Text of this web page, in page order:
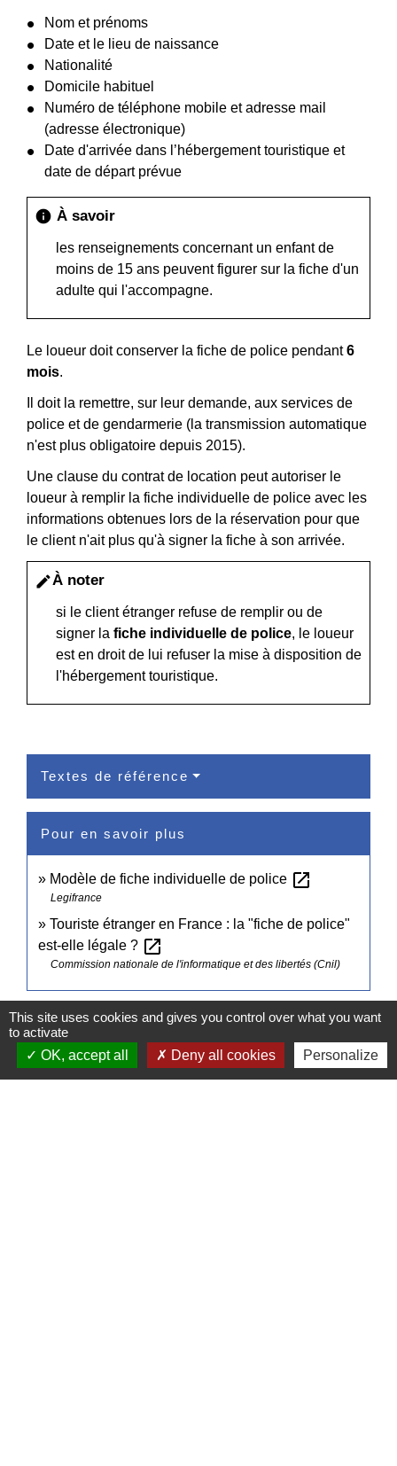
Nom et prénoms
Date et le lieu de naissance
Nationalité
Domicile habituel
Numéro de téléphone mobile et adresse mail
(adresse électronique)
Date d'arrivée dans l’hébergement touristique et
date de départ prévue
info À savoir
les renseignements concernant un enfant de
moins de 15 ans peuvent figurer sur la fiche d'un
adulte qui l'accompagne.
Le loueur doit conserver la fiche de police pendant6
mois.
Il doit la remettre, sur leur demande, aux services de
police et de gendarmerie (la transmission automatique
n'est plus obligatoire depuis 2015).
Une clause du contrat de location peut autoriser le
loueur à remplir la fiche individuelle de police avec les
informations obtenues lors de la réservation pour que
le client n'ait plus qu'à signer la fiche à son arrivée.
editÀ noter
si le client étranger refuse de remplir ou de
signer la fiche individuelle de police, le loueur
est en droit de lui refuser la mise à disposition de
l'hébergement touristique.
Textes de référence
Pour en savoir plus
Modèle de fiche individuelle de police open_in_new
Legifrance
Touriste étranger en France : la "fiche de police"
est-elle légale ? open_in_new
Commission nationale de l'informatique et des libertés (Cnil)
Signaler une erreur sur cette page
This site uses cookies and gives you control over what you want
to activate
OK, accept all
Deny all cookies Personalize